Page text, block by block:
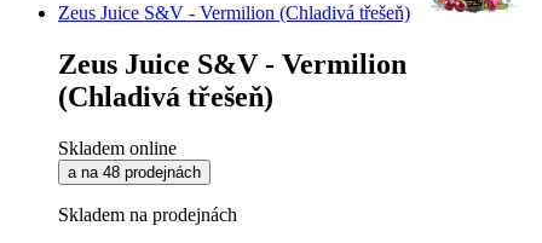
Zeus Juice S&V - Vermilion (Chladivá třešeň)
Zeus Juice S&V - Vermilion
(Chladivá třešeň)
Skladem online
a na 48 prodejnách
Skladem na prodejnách